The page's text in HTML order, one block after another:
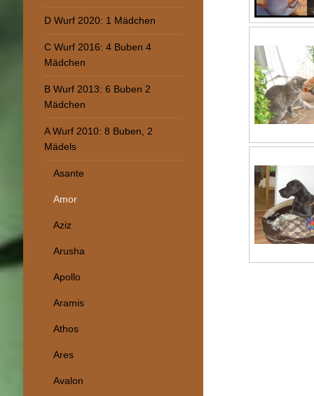
D Wurf 2020: 1 Mädchen
C Wurf 2016: 4 Buben 4
Mädchen
B Wurf 2013: 6 Buben 2
Mädchen
A Wurf 2010: 8 Buben, 2
Mädels
Asante
Amor
Aziz
Arusha
Apollo
Aramis
Athos
Ares
Avalon